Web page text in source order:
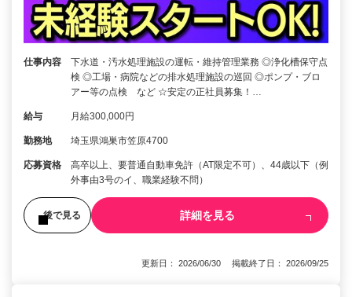
仕事内容
下水道・汚水処理施設の運転・維持管理業務 ◎浄化槽保守点
検 ◎工場・病院などの排水処理施設の巡回 ◎ポンプ・ブロ
アー等の点検 など ☆安定の正社員募集！…
給与 月給300,000円
勤務地 埼玉県鴻巣市笠原4700
応募資格
高卒以上、要普通自動車免許（AT限定不可）、44歳以下（例
外事由3号のイ、職業経験不問）
後で見る 詳細を見る
更新日： 2026/06/30 掲載終了日： 2026/09/25